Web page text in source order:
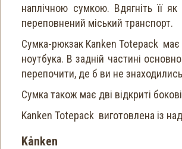
наплічною сумкою. Вдягніть її
переповнений міський транспорт.
Сумка-рюкзак Kanken Totepack має
ноутбука. В задній частині
перепочити, де б ви не
Cумка також має дві відкриті
Kanken Totepack виготовлена із
Kånken